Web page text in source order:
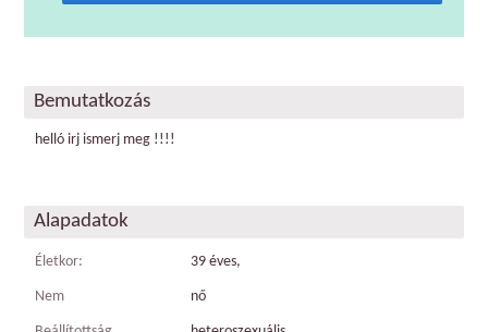
Bemutatkozás
helló irj ismerj meg !!!!
Alapadatok
Életkor: 39 éves,
Nem nő